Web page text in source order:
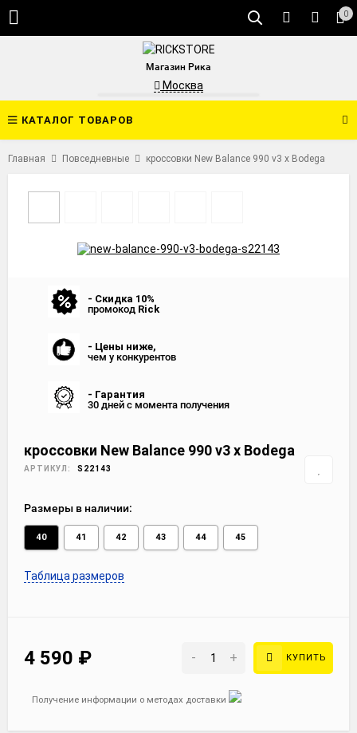
0
Магазин Рика
Москва
КАТАЛОГ ТОВАРОВ
Главная Повседневные кроссовки New Balance 990 v3 x Bodega
- Скидка 10%
промокод Rick
- Цены ниже,
чем у конкурентов
- Гарантия
30 дней с момента получения
кроссовки New Balance 990 v3 x Bodega
АРТИКУЛ: S22143
Размеры в наличии:
40 41 42 43 44 45
Таблица размеров
4 590 ₽ - + КУПИТЬ
Получение информации о методах доставки